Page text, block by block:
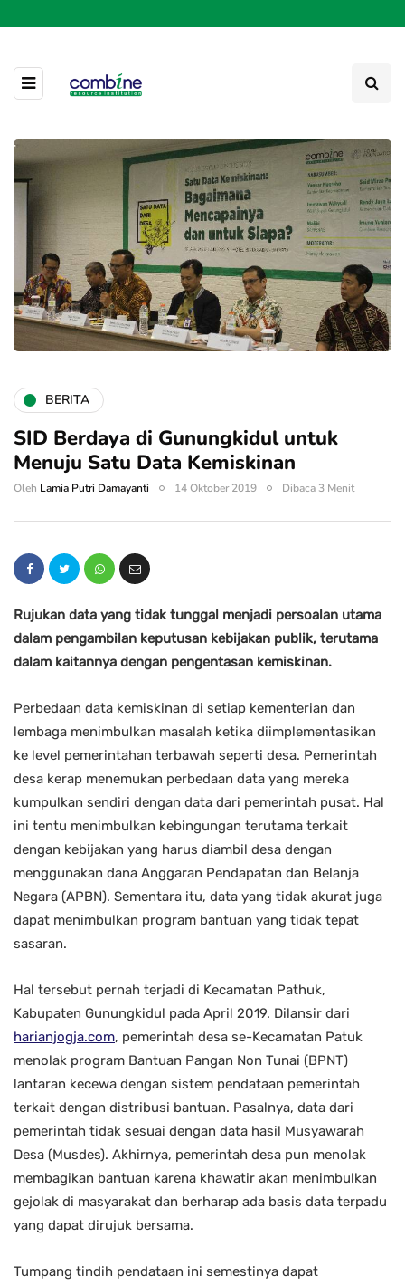
BERITA
SID Berdaya di Gunungkidul untuk
Menuju Satu Data Kemiskinan
Oleh Lamia Putri Damayanti 14 Oktober 2019 Dibaca 3 Menit
Rujukan data yang tidak tunggal menjadi persoalan utama
dalam pengambilan keputusan kebijakan publik, terutama
dalam kaitannya dengan pengentasan kemiskinan.
Perbedaan data kemiskinan di setiap kementerian dan
lembaga menimbulkan masalah ketika diimplementasikan
ke level pemerintahan terbawah seperti desa. Pemerintah
desa kerap menemukan perbedaan data yang mereka
kumpulkan sendiri dengan data dari pemerintah pusat. Hal
ini tentu menimbulkan kebingungan terutama terkait
dengan kebijakan yang harus diambil desa dengan
menggunakan dana Anggaran Pendapatan dan Belanja
Negara (APBN). Sementara itu, data yang tidak akurat juga
dapat menimbulkan program bantuan yang tidak tepat
sasaran.
Hal tersebut pernah terjadi di Kecamatan Pathuk,
Kabupaten Gunungkidul pada April 2019. Dilansir dari
harianjogja.com, pemerintah desa se-Kecamatan Patuk
menolak program Bantuan Pangan Non Tunai (BPNT)
lantaran kecewa dengan sistem pendataan pemerintah
terkait dengan distribusi bantuan. Pasalnya, data dari
pemerintah tidak sesuai dengan data hasil Musyawarah
Desa (Musdes). Akhirnya, pemerintah desa pun menolak
membagikan bantuan karena khawatir akan menimbulkan
gejolak di masyarakat dan berharap ada basis data terpadu
yang dapat dirujuk bersama.
Tumpang tindih pendataan ini semestinya dapat